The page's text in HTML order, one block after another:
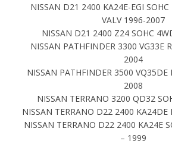
NISSAN D21 2400 KA24E-EGI
VALV 1996-2007
NISSAN D21 2400 Z24 SOHC
NISSAN PATHFINDER 3300 VG33E
2004
NISSAN PATHFINDER 3500 VQ35DE
2008
NISSAN TERRANO 3200 QD32
NISSAN TERRANO D22 2400
NISSAN TERRANO D22 2400 KA24E
– 1999